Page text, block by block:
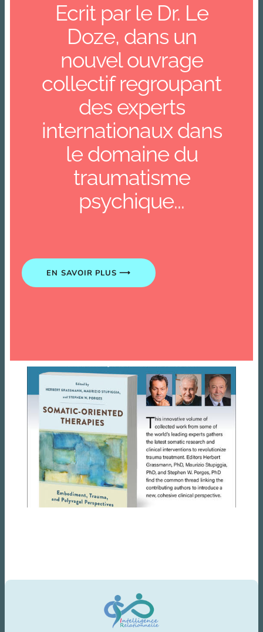
Ecrit par le Dr. Le
Doze, dans un
nouvel ouvrage
collectif regroupant
des experts
internationaux dans
le domaine du
traumatisme
psychique...
EN SAVOIR PLUS ⟶